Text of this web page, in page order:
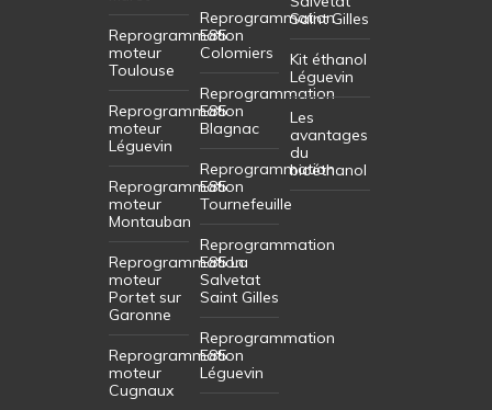
Reprogrammation
moteur
Toulouse
Reprogrammation
moteur
Léguevin
Reprogrammation
moteur
Montauban
Reprogrammation
moteur
Portet sur
Garonne
Reprogrammation
moteur
Cugnaux
Reprogrammation
E85
Colomiers
Reprogrammation
E85
Blagnac
Reprogrammation
E85
Tournefeuille
Reprogrammation
E85 La
Salvetat
Saint Gilles
Reprogrammation
E85
Léguevin
Saint Gilles
Kit éthanol
Léguevin
Les
avantages
du
bioéthanol